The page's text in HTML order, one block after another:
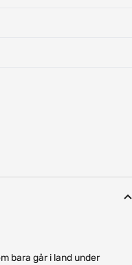
bara går i land under